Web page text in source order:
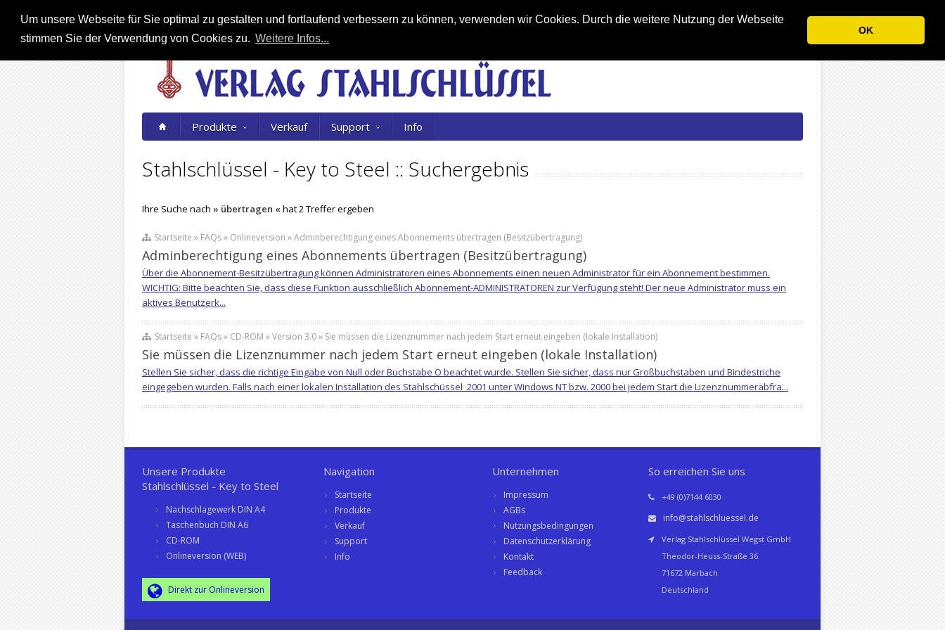
Um unsere Webseite für Sie optimal zu gestalten und fortlaufend verbessern zu können, verwenden wir Cookies. Durch die weitere Nutzung der Webseite
stimmen Sie der Verwendung von Cookies zu. Weitere Infos...
OK
Produkte Verkauf Support Info
Stahlschlüssel - Key to Steel :: Suchergebnis
Ihre Suche nach » übertragen « hat 2 Treffer ergeben
Startseite » FAQs » Onlineversion » Adminberechtigung eines Abonnements übertragen (Besitzübertragung)
Adminberechtigung eines Abonnements übertragen (Besitzübertragung)
Über die Abonnement-Besitzübertragung können Administratoren eines Abonnements einen neuen Administrator für ein Abonnement bestimmen.
WICHTIG: Bitte beachten Sie, dass diese Funktion ausschließlich Abonnement-ADMINISTRATOREN zur Verfügung steht! Der neue Administrator muss ein
aktives Benutzerk...
Startseite » FAQs » CD-ROM » Version 3.0 » Sie müssen die Lizenznummer nach jedem Start erneut eingeben (lokale Installation)
Sie müssen die Lizenznummer nach jedem Start erneut eingeben (lokale Installation)
Stellen Sie sicher, dass die richtige Eingabe von Null oder Buchstabe O beachtet wurde. Stellen Sie sicher, dass nur Großbuchstaben und Bindestriche
eingegeben wurden. Falls nach einer lokalen Installation des Stahlschüssel_2001 unter Windows NT bzw. 2000 bei jedem Start die Lizenznummerabfra...
Unsere Produkte
Stahlschlüssel - Key to Steel
Nachschlagewerk DIN A4
Taschenbuch DIN A6
CD-ROM
Onlineversion (WEB)
Direkt zur Onlineversion
Navigation
Startseite
Produkte
Verkauf
Support
Info
Unternehmen
Impressum
AGBs
Nutzungsbedingungen
Datenschutzerklärung
Kontakt
Feedback
So erreichen Sie uns
+49 (0)7144 6030
info@stahlschluessel.de
Verlag Stahlschlüssel Wegst GmbH
Theodor-Heuss-Straße 36
71672 Marbach
Deutschland